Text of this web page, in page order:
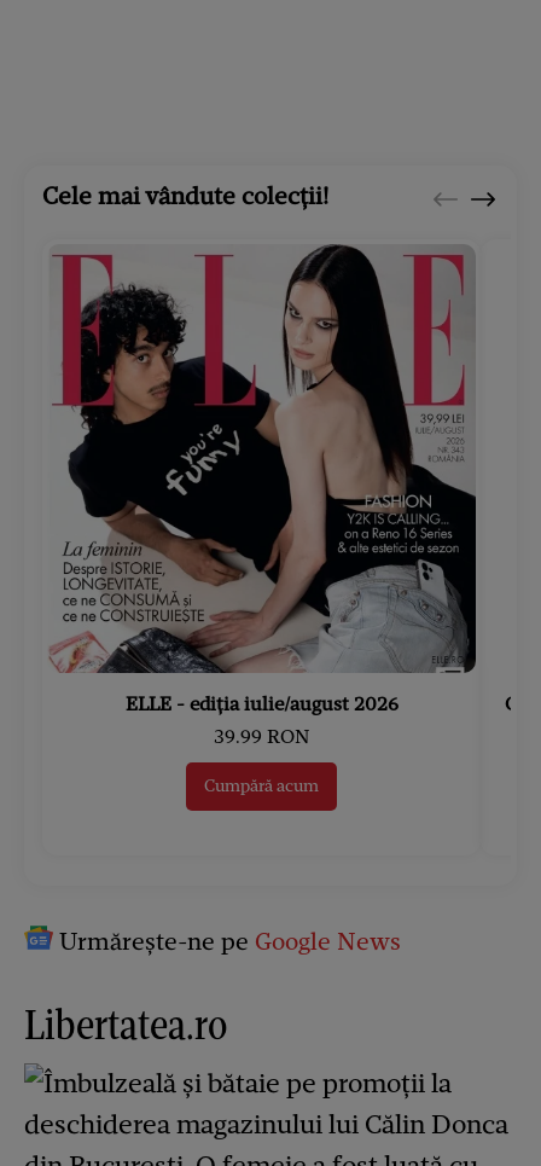
Cele mai vândute colecții!
ELLE - ediția iulie/august 2026
39.99 RON
Cumpără acum
Urmărește-ne pe Google News
Libertatea.ro